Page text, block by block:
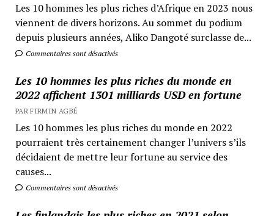
Les 10 hommes les plus riches d’Afrique en 2023 nous
viennent de divers horizons. Au sommet du podium
depuis plusieurs années, Aliko Dangoté surclasse de...
Commentaires sont désactivés
Les 10 hommes les plus riches du monde en
2022 affichent 1301 milliards USD en fortune
PAR FIRMIN AGBÉ
Les 10 hommes les plus riches du monde en 2022
pourraient très certainement changer l’univers s’ils
décidaient de mettre leur fortune au service des
causes...
Commentaires sont désactivés